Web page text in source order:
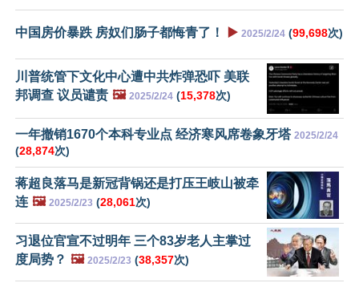
中国房价暴跌 房奴们肠子都悔青了！ ▶️ 2025/2/24 (99,698次)
川普统管下文化中心遭中共炸弹恐吓 美联
邦调查 议员谴责 🖼️ 2025/2/24 (15,378次)
一年撤销1670个本科专业点 经济寒风席卷象牙塔 2025/2/24
(28,874次)
蒋超良落马是新冠背锅还是打压王岐山被牵
连 🖼️ 2025/2/23 (28,061次)
习退位官宣不过明年 三个83岁老人主掌过
度局势？ 🖼️ 2025/2/23 (38,357次)